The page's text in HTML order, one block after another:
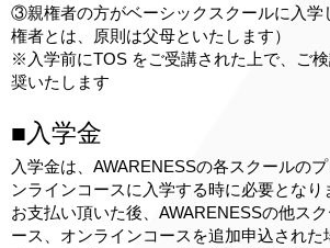
③親権者の方がベーシックスクールに入
権者とは、原則は父母といたします）
※入学前にTOS をご受講された上で、ご
奨いたします
■入学金
入学金は、AWARENESSの各スクールの
ンラインコースに入学する時に必要となり
お支払い頂いた後、AWARENESSの他ス
ース、オンラインコースを追加申込され